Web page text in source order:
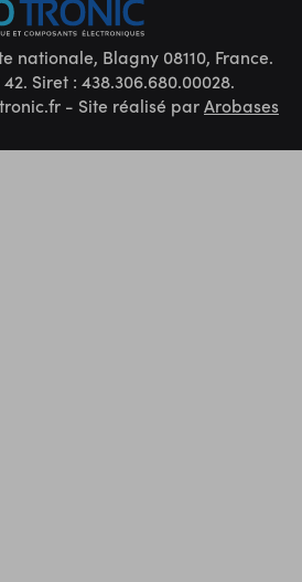
nationale, Blagny 08110, France.
42. Siret : 438.306.680.00028.
- Site réalisé parArobases